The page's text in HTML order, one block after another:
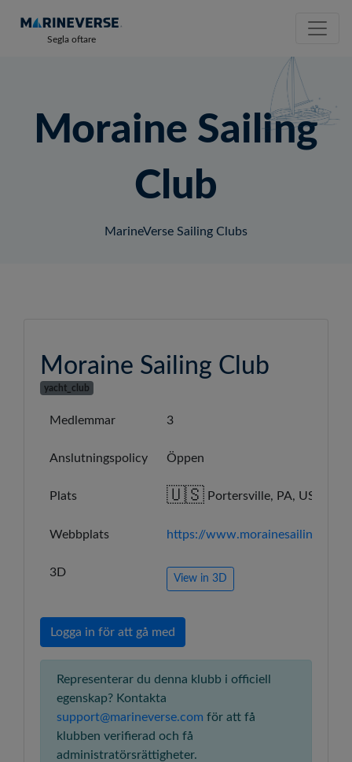
Segla oftare
Moraine Sailing
Club
MarineVerse Sailing Clubs
Moraine Sailing Club
yacht_club
Medlemmar 3
Anslutningspolicy Öppen
Plats 🇺🇸 Portersville, PA, US
Webbplats https://
3D View in 3D
Logga in för att gå med
Representerar du denna klubb i officiell
egenskap? Kontakta
support@marineverse.com för att få
klubben verifierad och få
administratörsrättigheter.